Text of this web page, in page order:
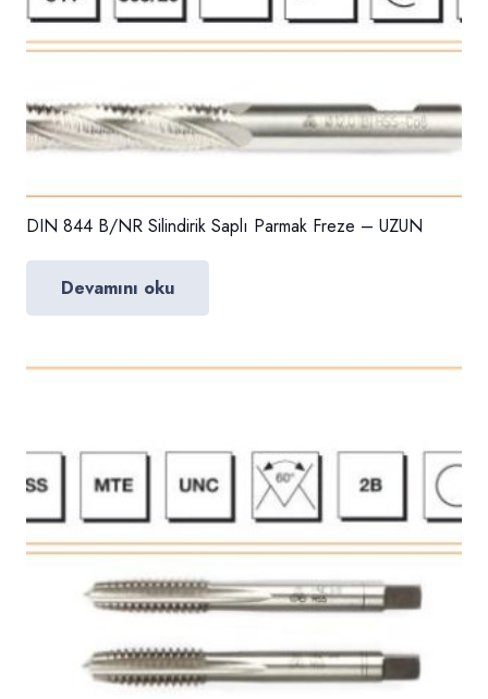
DIN 844 B/NR Silindirik Saplı Parmak Freze – UZUN
Devamını oku